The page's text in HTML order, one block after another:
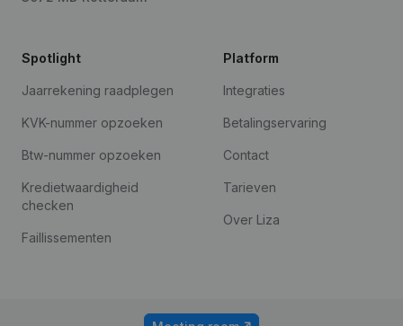
Spotlight
Jaarrekening raadplegen
KVK-nummer opzoeken
Btw-nummer opzoeken
Kredietwaardigheid
checken
Faillissementen
Platform
Integraties
Betalingservaring
Contact
Tarieven
Over Liza